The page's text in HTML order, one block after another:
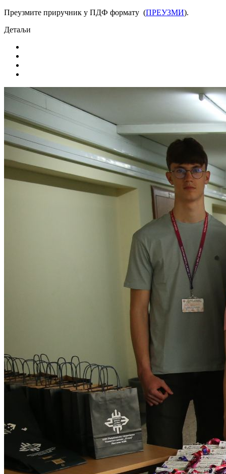
Преузмите приручник у ПДФ формату (ПРЕУЗМИ).
Детаљи